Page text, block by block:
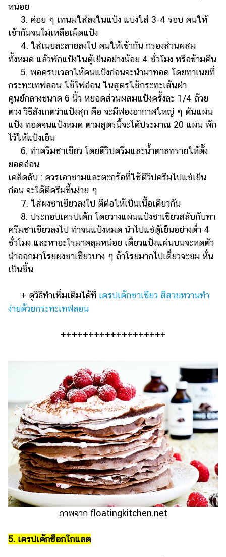
หน่อย
3. ค่อย ๆ เทนมใส่ลงในแป้ง แบ่งใส่ 3-4 รอบ คนให้
เข้ากันจนไม่เหลือเม็ดแป้ง
4. ใส่เนยละลายลงไป คนให้เข้ากัน กรองส่วนผสม
ทั้งหมด แล้วพักแป้งในตู้เย็นอย่างน้อย 4 ชั่วโมง หรือข้ามคืน
5. พอครบเวลาให้คนแป้งก่อนจะนำมาทอด โดยทาเนยที่
กระทะเทฟลอน ใช้ไฟอ่อน ในสูตรใช้กระทะเส้นผ่า
ศูนย์กลางขนาด 6 นิ้ว หยอดส่วนผสมแป้งครั้งละ 1/4 ถ้วย
ตวง วิธีสังเกตว่าแป้งสุก คือ จะมีฟองอากาศใหญ่ ๆ ดันแผ่น
แป้ง ทอดจนแป้งหมด ตามสูตรนี้จะได้ประมาณ 20 แผ่น พัก
ไว้ให้แป้งเย็น
6. ทำครีมชาเขียว โดยตีวิปครีมและน้ำตาลทรายให้ตั้ง
ยอดอ่อน
เคล็ดลับ : ควรเอาชามและตะกร้อที่ใช้ตีวีปครีมไปแช่เย็น
ก่อน จะได้ตีครีมขึ้นง่าย ๆ
7. ใส่ผงชาเขียวลงไป ตีต่อให้เป็นเนื้อเดียวกัน
8. ประกอบเครปเค้ก โดยวางแผ่นแป้งชาเขียวสลับกับทา
ครีมชาเขียวลงไป ทำจนแป้งหมด นำไปแช่ตู้เย็นอย่างต่ำ 4
ชั่วโมง และหาอะไรมาคลุมหน่อย เดี๋ยวแป้งแผ่นบนจะหดตัว
นำออกมาโรยผงชาเขียวบาง ๆ ถ้าโรยมากไปเดี๋ยวจะขม หั่น
เป็นชิ้น
+ ดูวิธีทำเพิ่มเติมได้ที่ เครปเค้กชาเขียว สีสวยหวานทำ
ง่ายด้วยกระทะเทฟลอน
+++++++++++++++++++
ภาพจาก floatingkitchen.net
5. เครปเค้กช็อกโกแลต